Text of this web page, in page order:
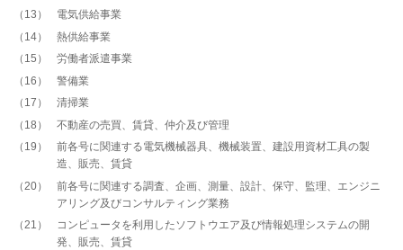
13
電気供給事業
14
熱供給事業
15
労働者派遣事業
16
警備業
17
清掃業
18
不動産の売買、賃貸、仲介及び管理
19
前各号に関連する電気機械器具、機械装置、建設用資材工具の製
造、販売、賃貸
20
前各号に関連する調査、企画、測量、設計、保守、監理、エンジニ
アリング及びコンサルティング業務
21
コンピュータを利用したソフトウエア及び情報処理システムの開
発、販売、賃貸